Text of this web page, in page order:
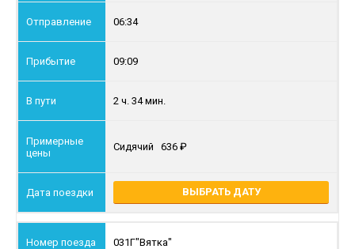
06:34
09:09
2 ч. 34 мин.
Сидячий 636
ВЫБРАТЬ ДАТУ
031Г"Вятка"